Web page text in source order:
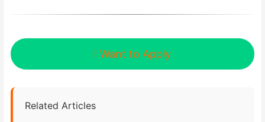
I Want to Apply
Related Articles